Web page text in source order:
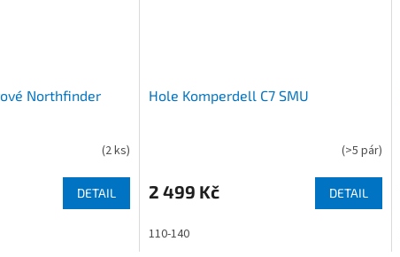
Northfinder
(2 ks)
DETAIL
Hole Komperdell C7 SMU
(>5 pár)
2 499 Kč DETAIL
110-140